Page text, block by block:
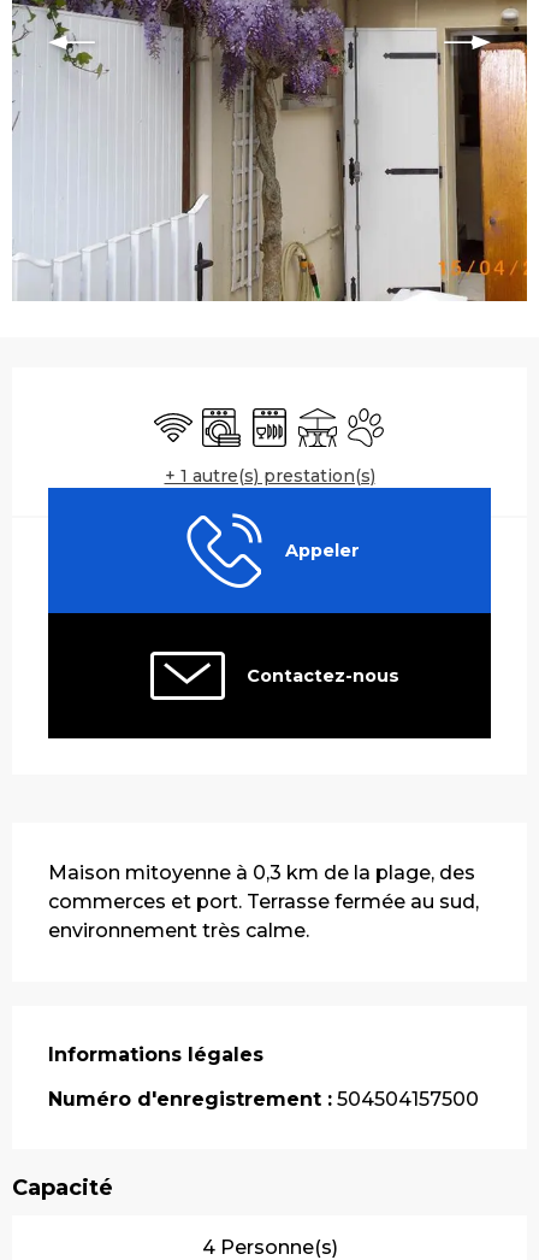
WiFi Lave lingeLave vaisselle
TerrasseAnimaux acceptés
+ 1 autre(s) prestation(s)
Appeler
Contactez-nous
Maison mitoyenne à 0,3 km de la plage, des
commerces et port. Terrasse fermée au sud,
environnement très calme.
Informations légales
Informations légales
Numéro d'enregistrement : 504504157500
Capacité
4 Personne(s)